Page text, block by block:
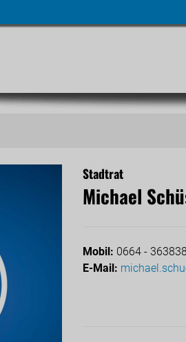
Navigation
Stadtrat
Michael
Mobil: 0664 -
E-Mail: